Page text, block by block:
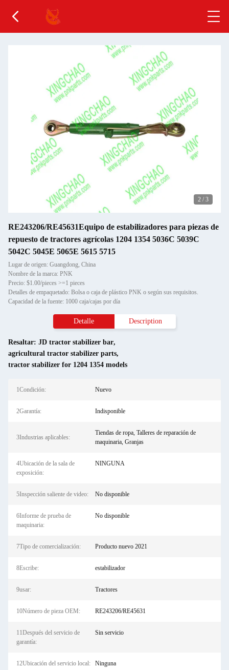
2 / 3
RE243206/RE45631Equipo de estabilizadores para piezas de
repuesto de tractores agrícolas 1204 1354 5036C 5039C
5042C 5045E 5065E 5615 5715
Lugar de origen: Guangdong, China
Nombre de la marca: PNK
Precio: $1.00/pieces >=1 pieces
Detalles de empaquetado: Bolsa o caja de plástico PNK o según sus requisitos.
Capacidad de la fuente: 1000 caja/cajas por día
Detalle Description
Resaltar: JD tractor stabilizer bar,
agricultural tractor stabilizer parts,
tractor stabilizer for 1204 1354 models
1Condición: Nuevo
2Garantía: Indisponible
3Industrias aplicables:
Tiendas de ropa, Talleres de reparación de
maquinaria, Granjas
4Ubicación de la sala de
exposición:
NINGUNA
5Inspección saliente de video: No disponible
6Informe de prueba de
maquinaria:
No disponible
7Tipo de comercialización: Producto nuevo 2021
8Escribe: estabilizador
9usar: Tractores
10Número de pieza OEM: RE243206/RE45631
11Después del servicio de
garantía:
Sin servicio
12Ubicación del servicio local: Ninguna